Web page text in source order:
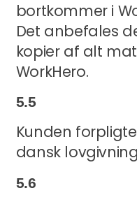
bortkommer i
Det anbefales
kopier af alt
WorkHero.
5.5
Kunden
dansk
5.6